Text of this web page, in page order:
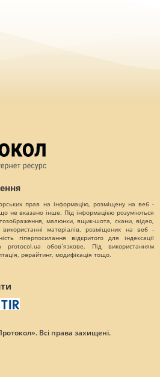
прав на інформацію, розміщену на веб -
не вказано інше. Під інформацією розуміються
малюнки, ящик-шота, скани, відео,
матеріалів, розміщених на веб -
гіперпосилання відкритого для індексації
обов`язкове. Під використанням
рерайтинг, модифікація тощо.
Всі права захищені.